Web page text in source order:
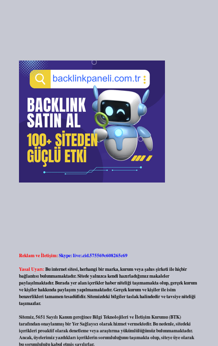
Reklam ve İletişim:Skype: live:.cid.575569c608265c69
Yasal Uyarı:Bu internet sitesi, herhangi bir marka, kurum veya şahıs şirketi ile hiçbir
bağlantısı bulunmamaktadır. Sitede yalnızca kendi hazırladığımız makaleler
paylaşılmaktadır. Burada yer alan içerikler haber niteliği taşımamakta olup, gerçek kurum
ve kişiler hakkında paylaşım yapılmamaktadır. Gerçek kurum ve kişiler ile isim
benzerlikleri tamamen tesadüfidir. Sitemizdeki bilgiler taslak halindedir ve tavsiye niteliği
taşımazlar.
Sitemiz, 5651 Sayılı Kanun gereğince Bilgi Teknolojileri ve İletişim Kurumu (BTK)
tarafından onaylanmış bir Yer Sağlayıcı olarak hizmet vermektedir. Bu nedenle, sitedeki
içerikleri proaktif olarak denetleme veya araştırma yükümlülüğümüz bulunmamaktadır.
Ancak, üyelerimiz yazdıkları içeriklerin sorumluluğunu taşımakta olup, siteye üye olarak
bu sorumluluğu kabul etmiş sayılırlar.